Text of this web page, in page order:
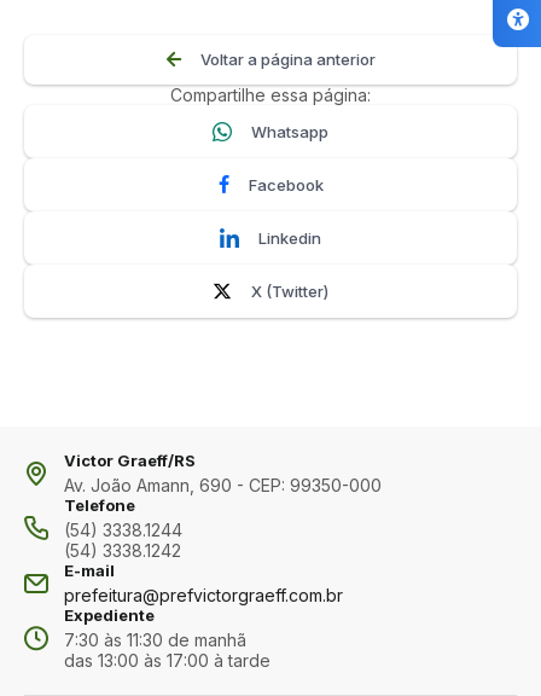
Voltar a página anterior
Compartilhe essa página:
Whatsapp
Facebook
Linkedin
X (Twitter)
Victor Graeff/RS
Av. João Amann, 690 - CEP: 99350-000
Telefone
(54) 3338.1244
(54) 3338.1242
E-mail
prefeitura@prefvictorgraeff.com.br
Expediente
7:30 às 11:30 de manhã
das 13:00 às 17:00 à tarde